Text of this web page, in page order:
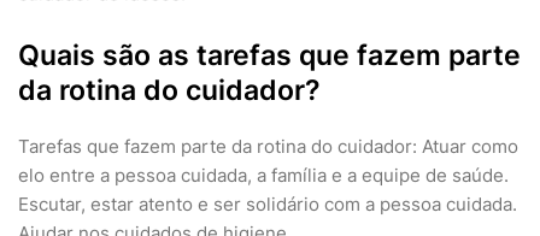
Quais são as tarefas que fazem parte
da rotina do cuidador?
Tarefas que fazem parte da rotina do cuidador: Atuar como
elo entre a pessoa cuidada, a família e a equipe de saúde.
Escutar, estar atento e ser solidário com a pessoa cuidada.